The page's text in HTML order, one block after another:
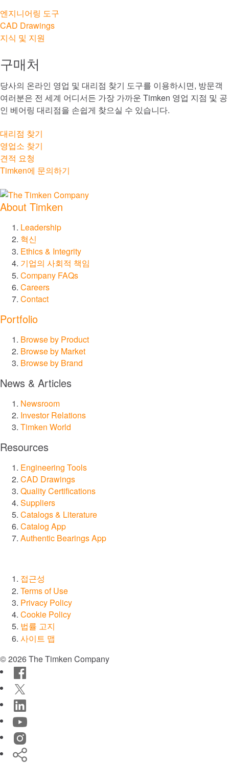
Philadelphia Gear
투자자
엔지니어링 도구
CAD Drawings
지식 및 지원
구매처
당사의 온라인 영업 및 대리점 찾기 도구를 이용하시면, 방문객
여러분은 전 세계 어디서든 가장 가까운 Timken 영업 지점 및 공
인 베어링 대리점을 손쉽게 찾으실 수 있습니다.
대리점 찾기
영업소 찾기
견적 요청
Timken에 문의하기
About Timken
Leadership
혁신
Ethics & Integrity
기업의 사회적 책임
Company FAQs
Careers
Contact
Portfolio
Browse by Product
Browse by Market
Browse by Brand
News & Articles
Newsroom
Investor Relations
Timken World
Resources
Engineering Tools
CAD Drawings
Quality Certifications
Suppliers
Catalogs & Literature
Catalog App
Authentic Bearings App
접근성
Terms of Use
Privacy Policy
Cookie Policy
법률 고지
사이트 맵
© 2026 The Timken Company
Facebook
Twitter
LinkedIn
YouTube
Instagram
Timken